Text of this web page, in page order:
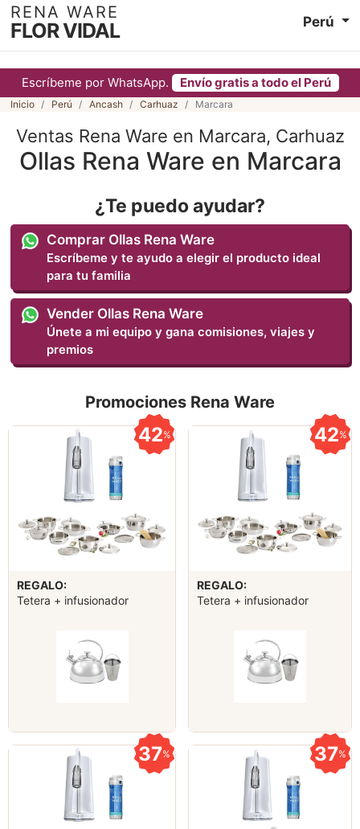
Escríbeme por WhatsApp. Envío gratis a todo el Perú
RENA WARE
FLOR VIDAL Perú
Inicio Perú Ancash Carhuaz Marcara
Ventas Rena Ware en Marcara, Carhuaz
Ollas Rena Ware en Marcara
¿Te puedo ayudar?
Comprar Ollas Rena Ware
Escríbeme y te ayudo a elegir el producto ideal
para tu familia
Vender Ollas Rena Ware
Únete a mi equipo y gana comisiones, viajes y
premios
Promociones Rena Ware
42%
REGALO:
Tetera + infusionador
42%
REGALO:
Tetera + infusionador
37% 37%